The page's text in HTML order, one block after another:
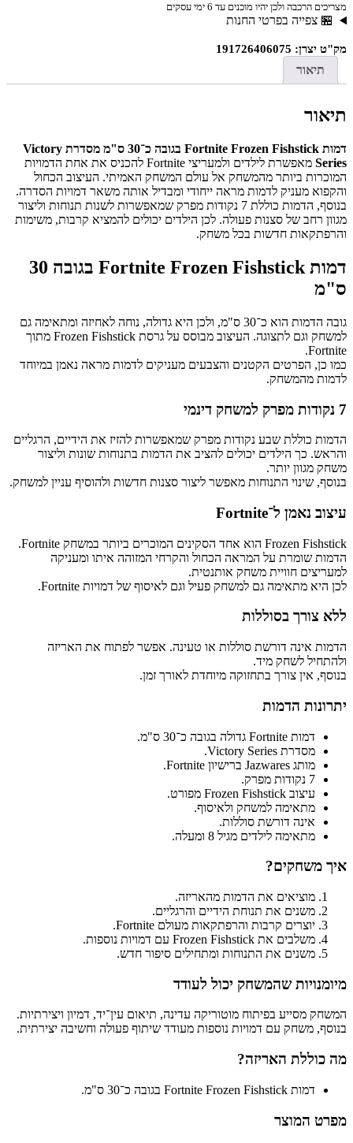
מצריכים הרכבה ולכן יהיו מוכנים עד 6 ימי עסקים
🏪 צפייה בפרטי החנות
מק"ט יצרן: 191726406075
תיאור
תיאור
דמות Fortnite Frozen Fishstick בגובה כ־30 ס"מ מסדרת Victory
Series
מאפשרת לילדים ולמעריצי Fortnite להכניס את אחת הדמויות
המוכרות ביותר מהמשחק אל עולם המשחק האמיתי. העיצוב הכחול
והקפוא מעניק לדמות מראה ייחודי ומבדיל אותה משאר דמויות הסדרה.
בנוסף, הדמות כוללת 7 נקודות מפרק שמאפשרות לשנות תנוחות וליצור
מגוון רחב של סצנות פעולה. לכן הילדים יכולים להמציא קרבות, משימות
והרפתקאות חדשות בכל משחק.
דמות Fortnite Frozen Fishstick בגובה 30
ס"מ
גובה הדמות הוא כ־30 ס"מ, ולכן היא גדולה, נוחה לאחיזה ומתאימה גם
למשחק וגם לתצוגה. העיצוב מבוסס על גרסת Frozen Fishstick מתוך
Fortnite.
כמו כן, הפרטים הקטנים והצבעים מעניקים לדמות מראה נאמן במיוחד
לדמות מהמשחק.
7 נקודות מפרק למשחק דינמי
הדמות כוללת שבע נקודות מפרק שמאפשרות להזיז את הידיים, הרגליים
והראש. כך הילדים יכולים להציב את הדמות בתנוחות שונות וליצור
משחק מגוון יותר.
בנוסף, שינוי התנוחות מאפשר ליצור סצנות חדשות ולהוסיף עניין למשחק.
עיצוב נאמן ל־Fortnite
Frozen Fishstick הוא אחד הסקינים המוכרים ביותר במשחק Fortnite.
הדמות שומרת על המראה הכחול והקרחי המזוהה איתו ומעניקה
למעריצים חוויית משחק אותנטית.
לכן היא מתאימה גם למשחק פעיל וגם לאיסוף של דמויות Fortnite.
ללא צורך בסוללות
הדמות אינה דורשת סוללות או טעינה. אפשר לפתוח את האריזה
ולהתחיל לשחק מיד.
בנוסף, אין צורך בתחזוקה מיוחדת לאורך זמן.
יתרונות הדמות
דמות Fortnite גדולה בגובה כ־30 ס"מ.
מסדרת Victory Series.
מותג Jazwares ברישיון Fortnite.
7 נקודות מפרק.
עיצוב Frozen Fishstick מפורט.
מתאימה למשחק ולאיסוף.
אינה דורשת סוללות.
מתאימה לילדים מגיל 8 ומעלה.
איך משחקים?
מוציאים את הדמות מהאריזה.
משנים את תנוחת הידיים והרגליים.
יוצרים קרבות והרפתקאות מעולם Fortnite.
משלבים את Frozen Fishstick עם דמויות נוספות.
משנים את התנוחות ומתחילים סיפור חדש.
מיומנויות שהמשחק יכול לעודד
המשחק מסייע בפיתוח מוטוריקה עדינה, תיאום עין־יד, דמיון ויצירתיות.
בנוסף, משחק עם דמויות נוספות מעודד שיתוף פעולה וחשיבה יצירתית.
מה כוללת האריזה?
דמות Fortnite Frozen Fishstick בגובה כ־30 ס"מ.
מפרט המוצר